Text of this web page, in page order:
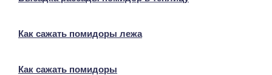
Как сажать помидоры лежа
Как сажать помидоры